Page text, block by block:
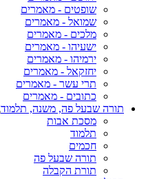
שופטים - מאמרים
שמואל - מאמרים
מלכים - מאמרים
ישעיהו - מאמרים
ירמיהו - מאמרים
יחזקאל - מאמרים
תרי עשר - מאמרים
כתובים - מאמרים
תורה שבעל פה, משנה, תלמוד
מסכת אבות
תלמוד
חכמים
תורה שבעל פה
תורת הקבלה